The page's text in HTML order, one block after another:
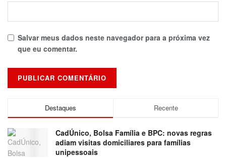
Salvar meus dados neste navegador para a próxima vez
que eu comentar.
Destaques Recente
CadÚnico, Bolsa Família e BPC: novas regras
adiam visitas domiciliares para famílias
unipessoais